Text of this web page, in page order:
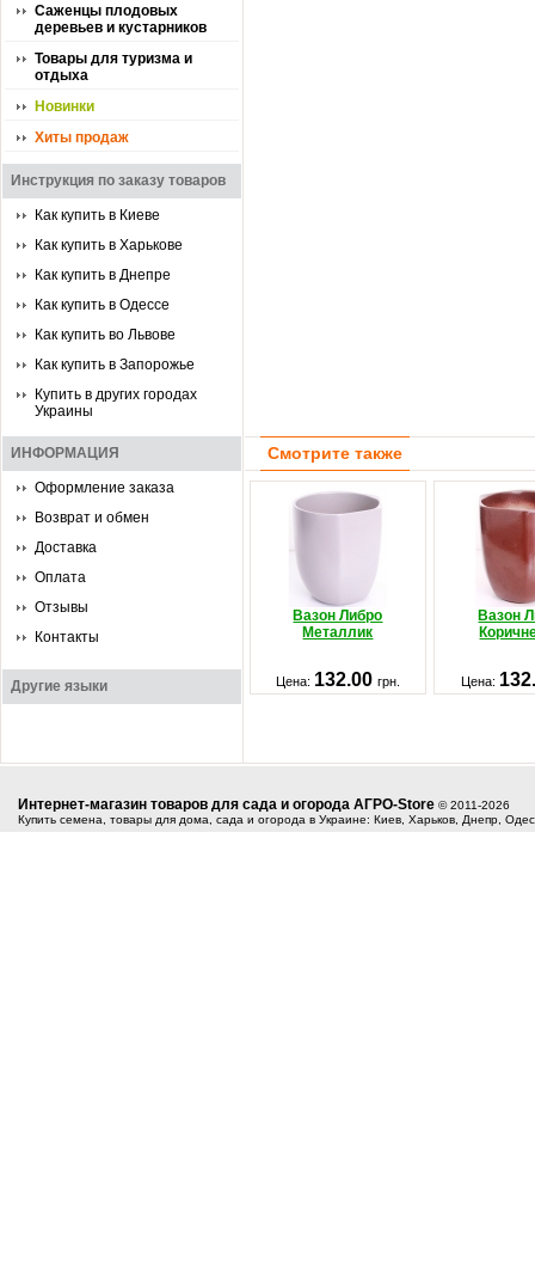
Саженцы плодовых
деревьев и кустарников
Товары для туризма и
отдыха
Новинки
Хиты продаж
Инструкция по заказу товаров
Как купить в Киеве
Как купить в Харькове
Как купить в Днепре
Как купить в Одессе
Как купить во Львове
Как купить в Запорожье
Купить в других городах
Украины
ИНФОРМАЦИЯ
Оформление заказа
Возврат и обмен
Доставка
Оплата
Отзывы
Контакты
Другие языки
Смотрите также
Вазон Либро
Металлик
Вазон
Цена: 132.00 грн. Цена:
Интернет-магазин товаров для сада и огорода АГРО-Store © 2011-2026
Купить семена, товары для дома, сада и огорода в Украине: Киев, Харьков, Днепр,